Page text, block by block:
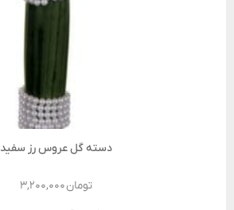
دسته گل عروس رز سفید
۳,۲۰۰,۰۰۰تومان